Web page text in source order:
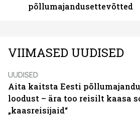
põllumajandusettevõtted
VIIMASED UUDISED
UUDISED
Aita kaitsta Eesti
loodust – ära too reisilt kaasa
„kaasreisijaid“